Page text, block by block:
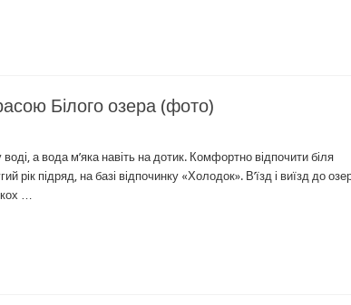
Білого озера (фото)
а вода м’яка навіть на дотик. Комфортно відпочити біля
підряд, на базі відпочинку «Холодок». В’їзд і виїзд до
…